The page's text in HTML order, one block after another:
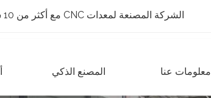
الشركة المصنعة لمعدات CNC مع أكثر من 10 سنوات من الخبرة من الصين.
معلومات عنا المصنع الذكي